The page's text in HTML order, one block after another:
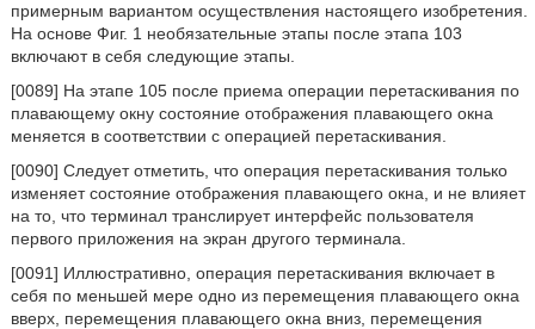
примерным вариантом осуществления настоящего изобретения.
На основе Фиг. 1 необязательные этапы после этапа 103
включают в себя следующие этапы.
[0089] На этапе 105 после приема операции перетаскивания по
плавающему окну состояние отображения плавающего окна
меняется в соответствии с операцией перетаскивания.
[0090] Следует отметить, что операция перетаскивания только
изменяет состояние отображения плавающего окна, и не влияет
на то, что терминал транслирует интерфейс пользователя
первого приложения на экран другого терминала.
[0091] Иллюстративно, операция перетаскивания включает в
себя по меньшей мере одно из перемещения плавающего окна
вверх, перемещения плавающего окна вниз, перемещения